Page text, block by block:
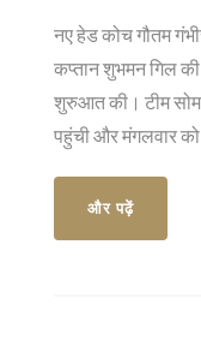
नए हेड कोच गौतम
कप्तान शुभमन गिल की
शुरुआत की। टीम
पहुंची और मंगलवार
और पढ़ें